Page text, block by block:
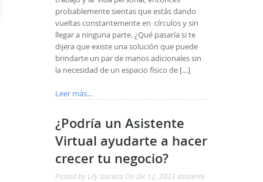
probablemente sientas que estás dando
vueltas constantemente en círculos y sin
llegar a ninguna parte. ¿Qué pasaría si te
dijera que existe una solución que puede
brindarte un par de manos adicionales sin
la necesidad de un espacio físico de […]
Leer más…
¿Podría un Asistente
Virtual ayudarte a hacer
crecer tu negocio?
Posted by Lily Izurieta On Dic 12, 2023 asistente